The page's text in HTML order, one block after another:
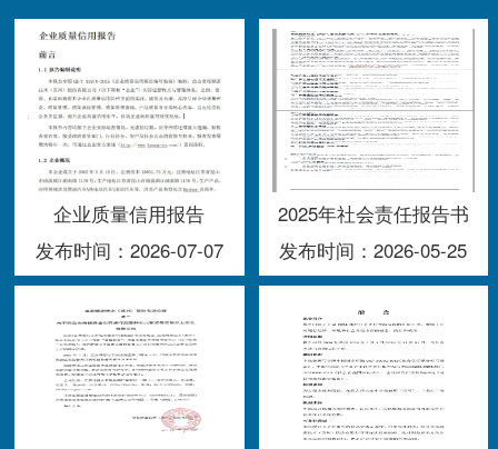
企业质量信用报告
发布时间：2026-07-07
2025年社会责任报告书
发布时间：2026-05-25